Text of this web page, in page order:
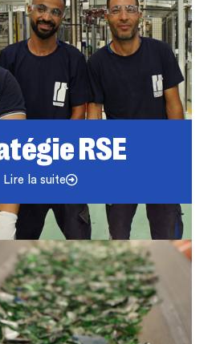
RSE
Lire la suite